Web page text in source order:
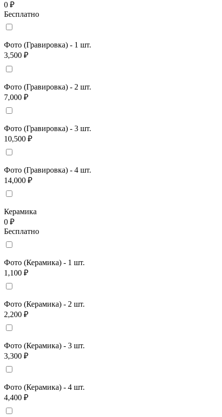
0 ₽
Бесплатно
Фото (Гравировка) - 1 шт.
3,500 ₽
Фото (Гравировка) - 2 шт.
7,000 ₽
Фото (Гравировка) - 3 шт.
10,500 ₽
Фото (Гравировка) - 4 шт.
14,000 ₽
Керамика
0 ₽
Бесплатно
Фото (Керамика) - 1 шт.
1,100 ₽
Фото (Керамика) - 2 шт.
2,200 ₽
Фото (Керамика) - 3 шт.
3,300 ₽
Фото (Керамика) - 4 шт.
4,400 ₽